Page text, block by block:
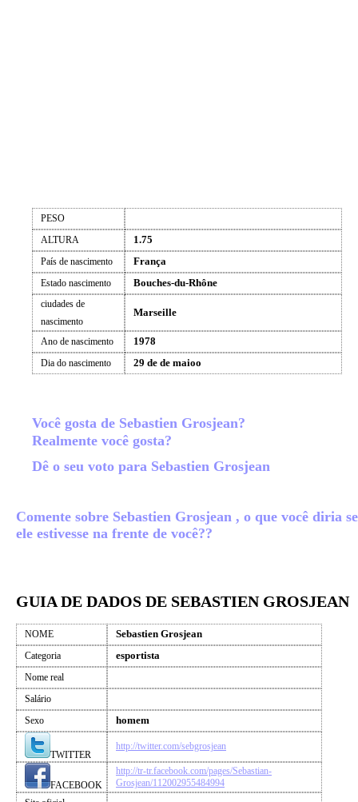
PESO
ALTURA
1.75
País de nascimento França
Estado nascimento Bouches-du-Rhône
ciudades de
nascimento
Marseille
Ano de nascimento 1978
Dia do nascimento 29 de de maioo
Você gosta de Sebastien Grosjean?
Realmente você gosta?
Dê o seu voto para Sebastien Grosjean
Comente sobre Sebastien Grosjean , o que você diria se
ele estivesse na frente de você??
GUIA DE DADOS DE SEBASTIEN GROSJEAN
NOME Sebastien Grosjean
Categoria esportista
Nome real
Salário
Sexo
homem
TWITTER
http://twitter.com/sebgrosjean
FACEBOOK
http://tr-tr.facebook.com/pages/Sebastian-
Grosjean/112002955484994